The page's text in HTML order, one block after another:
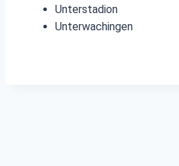
Unterstadion
Unterwachingen